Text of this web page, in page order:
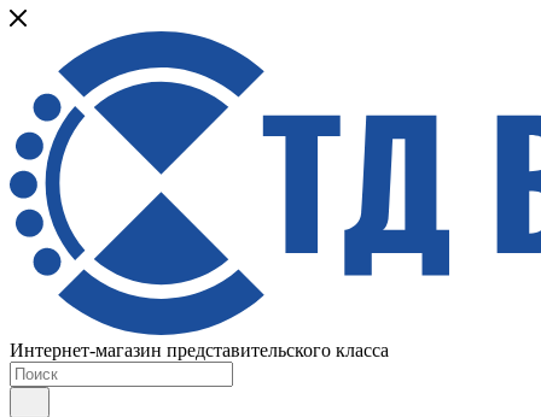
Интернет-магазин представительского класса